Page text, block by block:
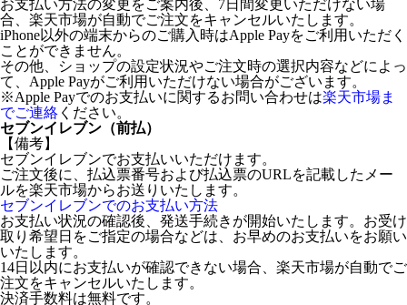
お支払い方法の変更をご案内後、7日間変更いただけない場
合、楽天市場が自動でご注文をキャンセルいたします。
iPhone以外の端末からのご購入時はApple Payをご利用いただく
ことができません。
その他、ショップの設定状況やご注文時の選択内容などによっ
て、Apple Payがご利用いただけない場合がございます。
※Apple Payでのお支払いに関するお問い合わせは楽天市場ま
でご連絡 ください。
セブンイレブン（前払）
【備考】
セブンイレブンでお支払いいただけます。
ご注文後に、払込票番号および払込票のURLを記載したメー
ルを楽天市場からお送りいたします。
セブンイレブンでのお支払い方法
お支払い状況の確認後、発送手続きが開始いたします。お受け
取り希望日をご指定の場合などは、お早めのお支払いをお願い
いたします。
14日以内にお支払いが確認できない場合、楽天市場が自動でご
注文をキャンセルいたします。
決済手数料は無料です。